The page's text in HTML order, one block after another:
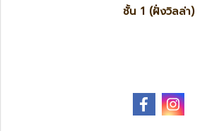
ชั้น 1 (ฝั่งวิลล่า)